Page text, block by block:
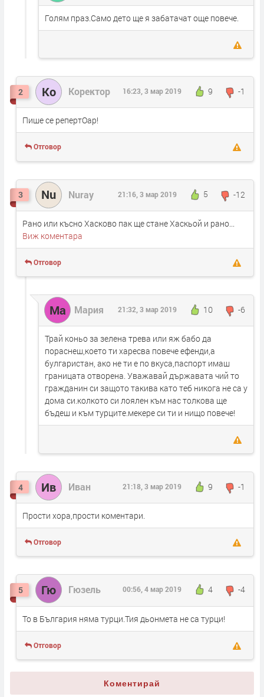
Голям праз.Само дето ще я забатачат още повече.
2 Ко Коректор 9 -1
16:23, 3 мар 2019
Пише се репертОар!
Отговор
3 Nu Nuray 5 -12
21:16, 3 мар 2019
Рано или късно Хасково пак ще стане Хаскьой и рано...
Виж коментара
Отговор
Ма Мария 10 -6
21:32, 3 мар 2019
Трай коньо за зелена трева или яж бабо да
пораснеш,което ти харесва повече ефенди,а
булгаристан, ако не ти е по вкуса,паспорт имаш
границата отворена. Уважавай държавата чий то
гражданин си защото такива като теб никога не са у
дома си.колкото си лоялен към нас толкова ще
бъдеш и към турците.мекере си ти и нищо повече!
4 Ив Иван 9 -1
21:18, 3 мар 2019
Прости хора,прости коментари.
Отговор
5 Гю Гюзeль 4 -4
00:56, 4 мар 2019
То в България няма турци.Тия дьонмета не са турци!
Отговор
Коментирай